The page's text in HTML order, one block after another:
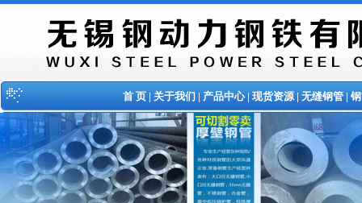
首 页 | 关于我们 | 产品中心| 现货资源| 无缝钢管 |